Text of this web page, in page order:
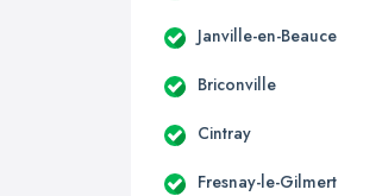
Janville-en-Beauce
Briconville
Cintray
Fresnay-le-Gilmert